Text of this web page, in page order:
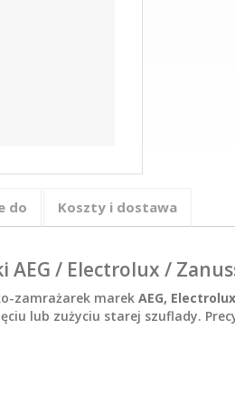
do Koszty i dostawa
/ Electrolux /
zamrażarek marek AEG,
lub zużyciu starej szuflady.